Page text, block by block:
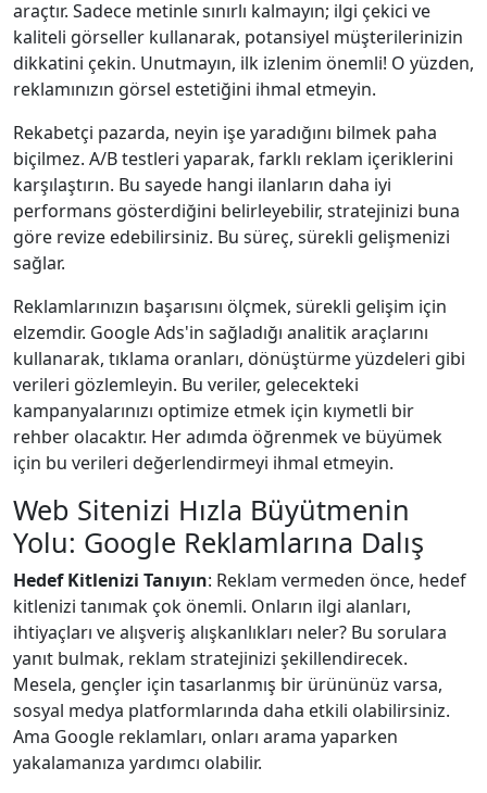
araçtır. Sadece metinle sınırlı kalmayın; ilgi çekici ve
kaliteli görseller kullanarak, potansiyel müşterilerinizin
dikkatini çekin. Unutmayın, ilk izlenim önemli! O yüzden,
reklamınızın görsel estetiğini ihmal etmeyin.
Rekabetçi pazarda, neyin işe yaradığını bilmek paha
biçilmez. A/B testleri yaparak, farklı reklam içeriklerini
karşılaştırın. Bu sayede hangi ilanların daha iyi
performans gösterdiğini belirleyebilir, stratejinizi buna
göre revize edebilirsiniz. Bu süreç, sürekli gelişmenizi
sağlar.
Reklamlarınızın başarısını ölçmek, sürekli gelişim için
elzemdir. Google Ads'in sağladığı analitik araçlarını
kullanarak, tıklama oranları, dönüştürme yüzdeleri gibi
verileri gözlemleyin. Bu veriler, gelecekteki
kampanyalarınızı optimize etmek için kıymetli bir
rehber olacaktır. Her adımda öğrenmek ve büyümek
için bu verileri değerlendirmeyi ihmal etmeyin.
Web Sitenizi Hızla Büyütmenin
Yolu: Google Reklamlarına Dalış
Hedef Kitlenizi Tanıyın: Reklam vermeden önce, hedef
kitlenizi tanımak çok önemli. Onların ilgi alanları,
ihtiyaçları ve alışveriş alışkanlıkları neler? Bu sorulara
yanıt bulmak, reklam stratejinizi şekillendirecek.
Mesela, gençler için tasarlanmış bir ürününüz varsa,
sosyal medya platformlarında daha etkili olabilirsiniz.
Ama Google reklamları, onları arama yaparken
yakalamanıza yardımcı olabilir.